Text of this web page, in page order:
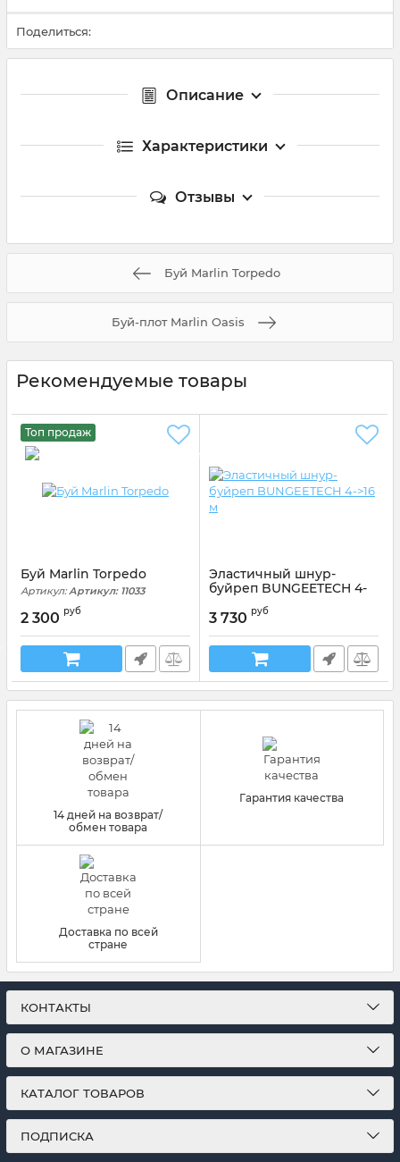
Поделиться:
Описание
Характеристики
Отзывы
Буй Marlin Torpedo
Буй-плот Marlin Oasis
Рекомендуемые товары
Топ продаж
Буй Marlin Torpedo
Артикул:Артикул: 11033
2 300 руб
Эластичный шнур-
буйреп BUNGEETECH 4-
Артикул: 400510
3 730 руб
14 дней на возврат/
обмен товара
Гарантия качества
Доставка по всей
стране
КОНТАКТЫ
О МАГАЗИНЕ
КАТАЛОГ ТОВАРОВ
ПОДПИСКА